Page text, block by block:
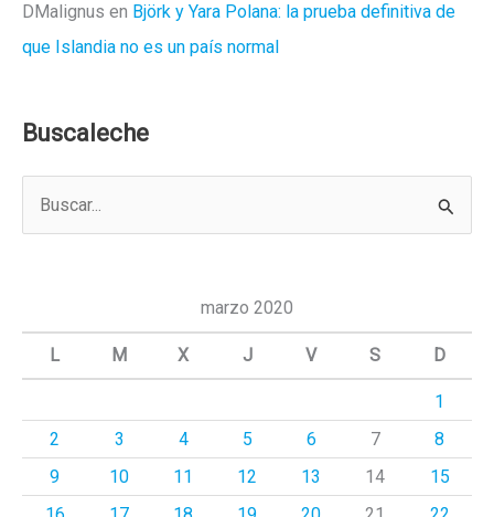
DMalignus en Björk y Yara Polana: la prueba definitiva de
que Islandia no es un país normal
Buscaleche
a
marzo 2020
L M X J V S D
1
2
3 4 5 6 7
8
9
10 11 12 13 14
15